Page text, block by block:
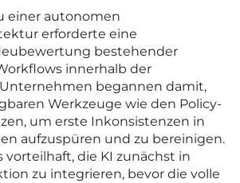
einer autonomen
erforderte eine
bestehender
innerhalb der
begannen damit,
Werkzeuge wie den Policy-
um erste Inkonsistenzen in
aufzuspüren und zu bereinigen.
vorteilhaft, die KI zunächst in
zu integrieren, bevor die volle